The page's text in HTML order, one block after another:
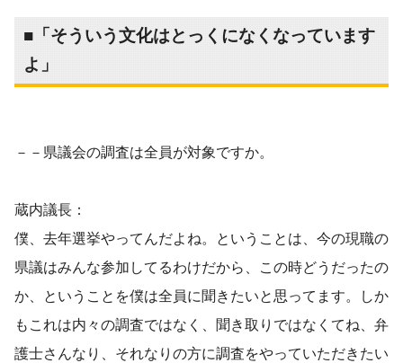
■「そういう文化はとっくになくなっています
よ」
－－県議会の調査は全員が対象ですか。
蔵内議長：
僕、去年選挙やってんだよね。ということは、今の現職の
県議はみんな参加してるわけだから、この時どうだったの
か、ということを僕は全員に聞きたいと思ってます。しか
もこれは内々の調査ではなく、聞き取りではなくてね、弁
護士さんなり、それなりの方に調査をやっていただきたい